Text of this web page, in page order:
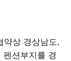
약상 경상남도,
펜션부지를 경